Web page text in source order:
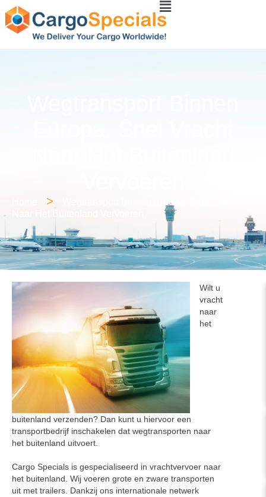
>
Wegtransport Binnen Europa. Snel Vracht
Wilt u
vracht
naar
het
buitenland verzenden? Dan kunt u hiervoor een
transportbedrijf inschakelen dat wegtransporten naar
het buitenland uitvoert.
Cargo Specials is gespecialiseerd in vrachtvervoer naar
het buitenland. Wij voeren grote en zware transporten
uit met trailers. Dankzij ons internationale netwerk